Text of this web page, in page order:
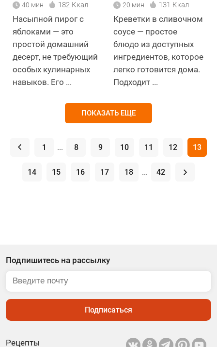
40 мин 182 Ккал
Насыпной пирог с
яблоками — это
простой домашний
десерт, не требующий
особых кулинарных
навыков. Его ...
20 мин 131 Ккал
Креветки в сливочном
соусе — простое
блюдо из доступных
ингредиентов, которое
легко готовится дома.
Подходит ...
ПОКАЗАТЬ ЕЩЕ
. 1 ... 8 9 10 11 12 13
14 15 16 17 18 ... 42 .
Рецепты
Подпишитесь на рассылку
Подписаться